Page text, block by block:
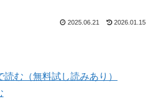
2025.06.21 2026.01.15
む（無料試し読みあり）